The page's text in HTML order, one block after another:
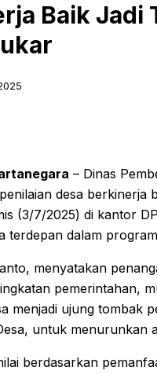
Baik Jadi
– Dinas
desa berkinerja
(3/7/2025) di kantor
terdepan dalam
menyatakan
pemerintahan,
menjadi ujung tombak
untuk menurunkan
berdasarkan